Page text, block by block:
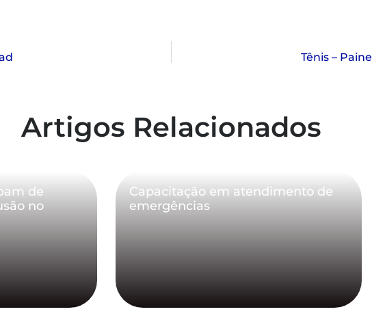
Tênis –
Artigos Relacionados
de
no
Capacitação em atendimento de
emergências